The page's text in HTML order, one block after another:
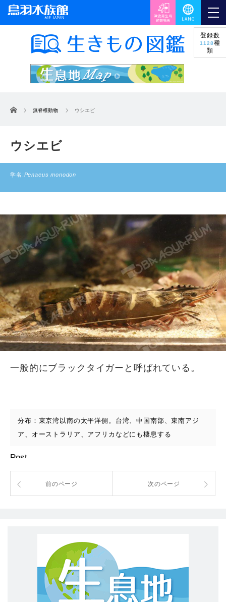
登録数
1128種
類
ホーム 無脊椎動物 ウシエビ
ウシエビ
学名:Penaeus monodon
一般的にブラックタイガーと呼ばれている。
分布：東京湾以南の太平洋側。台湾、中国南部、東南アジ
ア、オーストラリア、アフリカなどにも棲息する
Post
前のページ 次のページ